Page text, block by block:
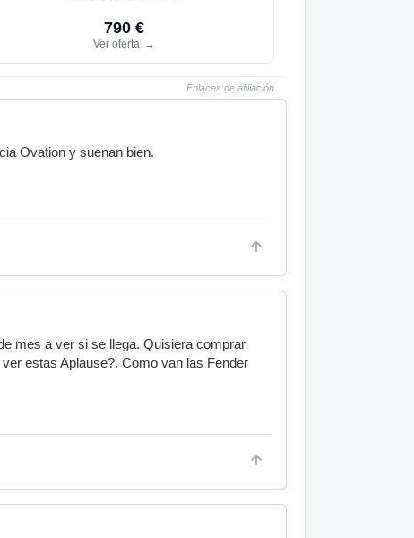
790 €
Ver oferta →
Enlaces de afiliación
Ovation y suenan bien.
mes a ver si se llega. Quisiera comprar
estas Aplause?. Como van las Fender